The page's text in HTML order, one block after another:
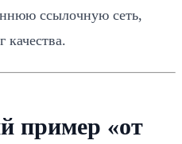
ссылочную сеть,
пример «от